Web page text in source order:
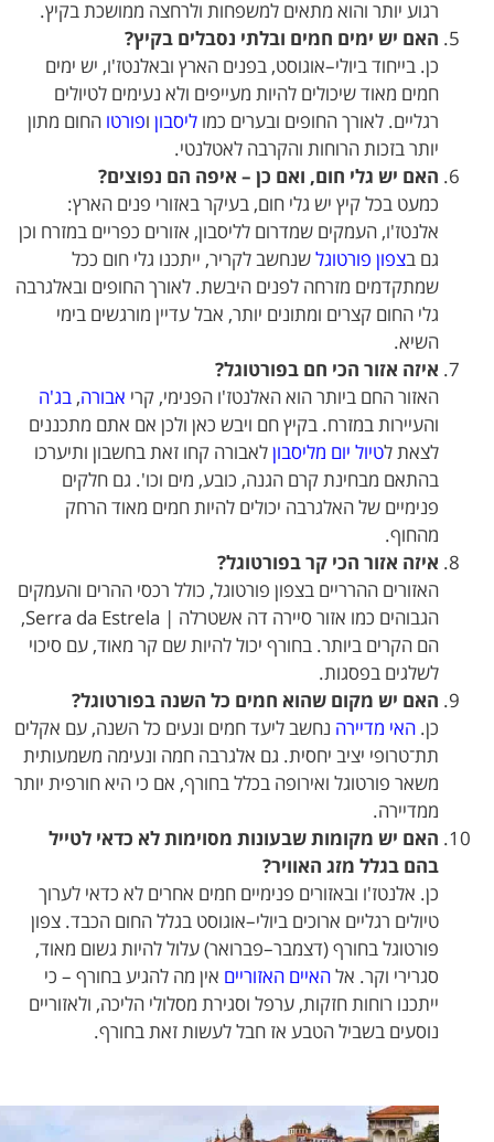
רגוע יותר והוא מתאים למשפחות ולרחצה ממושכת בקיץ.
האם יש ימים חמים ובלתי נסבלים בקיץ?
כן. בייחוד ביולי–אוגוסט, בפנים הארץ ובאלנטז'ו, יש ימים
חמים מאוד שיכולים להיות מעייפים ולא נעימים לטיולים
רגליים. לאורך החופים ובערים כמו ליסבוןופורטוהחום מתון
יותר בזכות הרוחות והקרבה לאטלנטי.
האם יש גלי חום, ואם כן – איפה הם נפוצים?
כמעט בכל קיץ יש גלי חום, בעיקר באזורי פנים הארץ:
אלנטז'ו, העמקים שמדרום לליסבון, אזורים כפריים במזרח וכן
צפון פורטוגלשנחשב לקריר, ייתכנו גלי חום ככל
שמתקדמים מזרחה לפנים היבשת. לאורך החופים ובאלגרבה
גלי החום קצרים ומתונים יותר, אבל עדיין מורגשים בימי
השיא.
איזה אזור הכי חם בפורטוגל?
האזור החם ביותר הוא האלנטז'ו הפנימי, קרי אבורה,בג'ה
והעיירות במזרח. בקיץ חם ויבש כאן ולכן אם אתם מתכננים
לצאת לטיול יום מליסבוןלאבורה קחו זאת בחשבון ותיערכו
בהתאם מבחינת קרם הגנה, כובע, מים וכו'. גם חלקים
פנימיים של האלגרבה יכולים להיות חמים מאוד הרחק
מהחוף.
איזה אזור הכי קר בפורטוגל?
האזורים ההרריים בצפון פורטוגל, כולל רכסי ההרים והעמקים
הגבוהים כמו אזור סיירה דה אשטרלה | Serra da Estrela,
הם הקרים ביותר. בחורף יכול להיות שם קר מאוד, עם סיכוי
לשלגים בפסגות.
האם יש מקום שהוא חמים כל השנה בפורטוגל?
האי מדיירהנחשב ליעד חמים ונעים כל השנה, עם אקלים
תת־טרופי יציב יחסית. גם אלגרבה חמה ונעימה משמעותית
משאר פורטוגל ואירופה בכלל בחורף, אם כי היא חורפית יותר
ממדיירה.
האם יש מקומות שבעונות מסוימות לא כדאי לטייל
בהם בגלל מזג האוויר?
כן. אלנטז'ו ובאזורים פנימיים חמים אחרים לא כדאי לערוך
טיולים רגליים ארוכים ביולי–אוגוסט בגלל החום הכבד. צפון
פורטוגל בחורף (דצמבר–פברואר) עלול להיות גשום מאוד,
סגרירי וקר. אלהאיים האזורייםאין מה להגיע בחורף – כי
ייתכנו רוחות חזקות, ערפל וסגירת מסלולי הליכה, ולאזוריים
נוסעים בשביל הטבע אז חבל לעשות זאת בחורף.